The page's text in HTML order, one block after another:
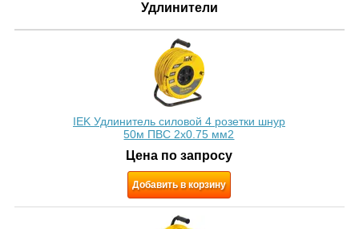
Удлинители
IEK Удлинитель силовой 4 розетки шнур
50м ПВС 2х0.75 мм2
Цена по запросу
Добавить в корзину